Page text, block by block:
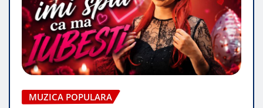
MUZICA POPULARA